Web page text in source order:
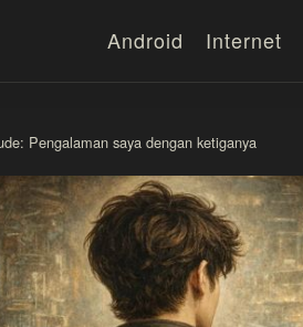
Android Internet
Pengalaman saya dengan ketiganya